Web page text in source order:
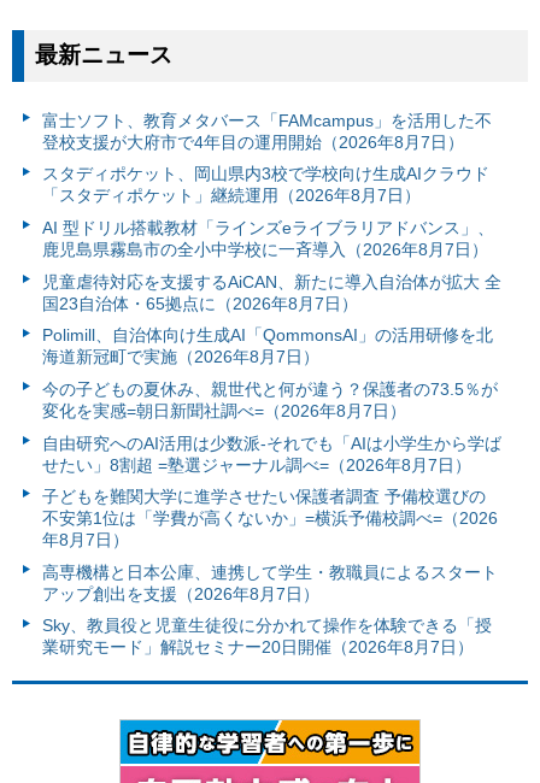
最新ニュース
富⼠ソフト、教育メタバース「FAMcampus」を活用した不
登校支援が大府市で4年目の運用開始（2026年8月7日）
スタディポケット、岡山県内3校で学校向け生成AIクラウド
「スタディポケット」継続運用（2026年8月7日）
AI 型ドリル搭載教材「ラインズeライブラリアドバンス」、
鹿児島県霧島市の全小中学校に一斉導入（2026年8月7日）
児童虐待対応を支援するAiCAN、新たに導入自治体が拡大 全
国23自治体・65拠点に（2026年8月7日）
Polimill、自治体向け生成AI「QommonsAI」の活用研修を北
海道新冠町で実施（2026年8月7日）
今の子どもの夏休み、親世代と何が違う？保護者の73.5％が
変化を実感=朝日新聞社調べ=（2026年8月7日）
自由研究へのAI活用は少数派-それでも「AIは小学生から学ば
せたい」8割超 =塾選ジャーナル調べ=（2026年8月7日）
子どもを難関大学に進学させたい保護者調査 予備校選びの
不安第1位は「学費が高くないか」=横浜予備校調べ=（2026
年8月7日）
高専機構と日本公庫、連携して学生・教職員によるスタート
アップ創出を支援（2026年8月7日）
Sky、教員役と児童生徒役に分かれて操作を体験できる「授
業研究モード」解説セミナー20日開催（2026年8月7日）